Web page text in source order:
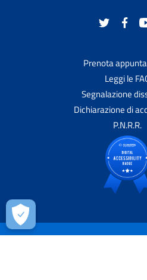
Prenota
Leggi le
Segnalazione
Dichiarazione di
P.N.R.R.